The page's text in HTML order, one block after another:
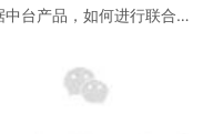
中台产品，如何进行联合项